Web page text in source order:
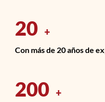
20 +
Con más de 20 años de
200 +